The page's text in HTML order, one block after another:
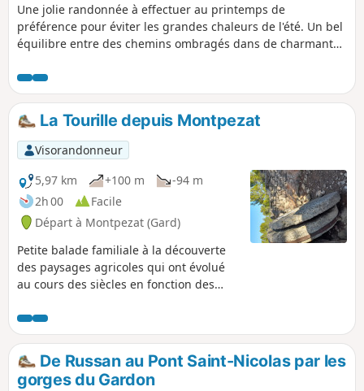
Une jolie randonnée à effectuer au printemps de
préférence pour éviter les grandes chaleurs de l'été. Un bel
équilibre entre des chemins ombragés dans de charmantes
dans les vignes. Le cade (genévrier) millénaire vaut à lui
seul le déplacement tant cet arbre est majestueux.
La Tourille depuis Montpezat
Visorandonneur
5,97 km
+100 m
-94 m
2h 00
Facile
Départ à Montpezat (Gard)
Petite balade familiale à la découverte
des paysages agricoles qui ont évolué
au cours des siècles en fonction des
De Russan au Pont Saint-Nicolas par les
gorges du Gardon